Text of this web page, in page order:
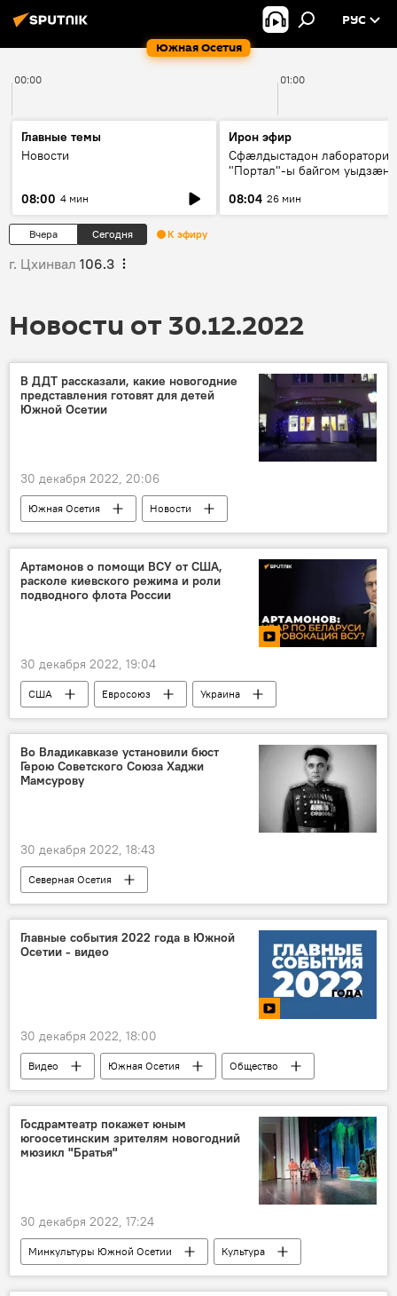
Южная Осетия
РУС
00:00 01:00
Главные темы
Новости
08:00 4 мин
Ирон эфир
Сфæлдыстадон лаборатори
"Портал"-ы байгом уыдзæн
Æхсары куыстыты равдыст
08:04 26 мин
Вчера Сегодня К эфиру
г. Цхинвал 106.3
Новости от 30.12.2022
В ДДТ рассказали, какие новогодние
представления готовят для детей
Южной Осетии
30 декабря 2022, 20:06
Южная Осетия
Новости
Новый год
Культура
праздники
Празднование Нового года
Артамонов о помощи ВСУ от США,
расколе киевского режима и роли
подводного флота России
30 декабря 2022, 19:04
США Евросоюз
Украина
Россия
Беларусь СВО
Во Владикавказе установили бюст
Герою Советского Союза Хаджи
Мамсурову
30 декабря 2022, 18:43
Северная Осетия
Мэр Владикавказа Вячеслав Мильдзихов
Владикавказ
Общество Новости
Главные события 2022 года в Южной
Осетии - видео
30 декабря 2022, 18:00
Видео Южная Осетия
Общество
Политика
Культура
Госдрамтеатр покажет юным
югоосетинским зрителям новогодний
мюзикл "Братья"
30 декабря 2022, 17:24
Минкультуры Южной Осетии
Культура
Театр
Новости
Южная Осетия